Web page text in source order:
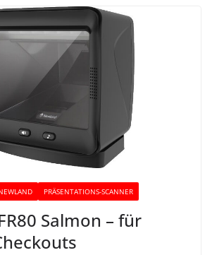
PRÄSENTATIONS-SCANNER
Salmon – für